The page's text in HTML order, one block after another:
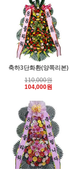
축하3단화환(양쪽리본)
110,000원
104,000원